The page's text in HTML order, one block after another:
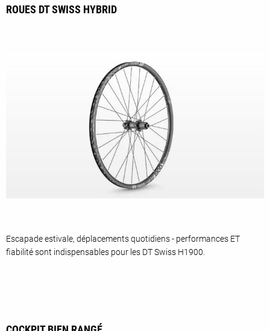
ROUES DT SWISS HYBRID
Escapade estivale, déplacements quotidiens - performances ET
fiabilité sont indispensables pour les DT Swiss H1900.